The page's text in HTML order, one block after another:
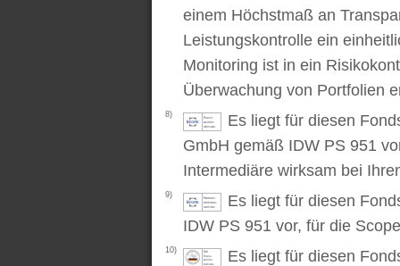
einem Höchstmaß an
Leistungskontrolle ein
Monitoring ist in ein
Überwachung von Portfolien
8)
Es liegt für diesen
GmbH gemäß IDW PS 951
Intermediäre wirksam bei
9)
Es liegt für diesen
IDW PS 951 vor, für die
10)
Es liegt für diesen